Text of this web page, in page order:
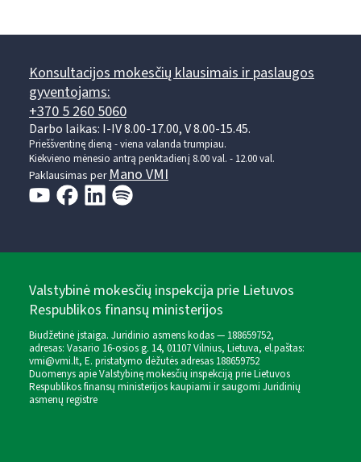
Konsultacijos mokesčių klausimais ir paslaugos
gyventojams:
+370 5 260 5060
Darbo laikas: I-IV 8.00-17.00, V 8.00-15.45.
Prieššventinę dieną - viena valanda trumpiau.
Kiekvieno mėnesio antrą penktadienį 8.00 val. - 12.00 val.
Paklausimas perMano VMI
Valstybinė mokesčių inspekcija prie Lietuvos
Respublikos finansų ministerijos
Biudžetinė įstaiga. Juridinio asmens kodas — 188659752,
adresas: Vasario 16-osios g. 14, 01107 Vilnius, Lietuva, el.paštas:
vmi@vmi.lt, E. pristatymo dėžutės adresas 188659752
Duomenys apie Valstybinę mokesčių inspekciją prie Lietuvos
Respublikos finansų ministerijos kaupiami ir saugomi Juridinių
asmenų registre